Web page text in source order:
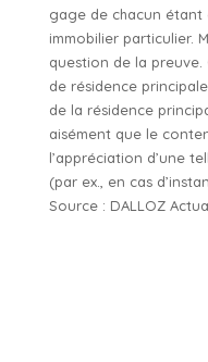
gage de chacun étant
immobilier particulier.
question de la
de résidence
de la résidence
aisément que le
l’appréciation d’une
(par ex., en cas
Source : DALLOZ